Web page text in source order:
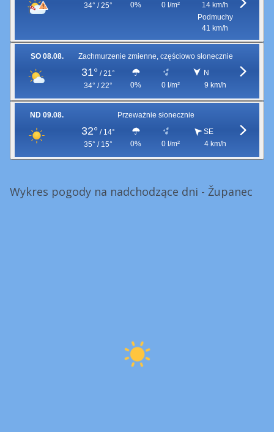
34° / 25°
0% 0 l/m²
14 km/h
Podmuchy
41 km/h
SO 08.08. Zachmurzenie zmienne, częściowo słonecznie
31° / 21°
34° / 22°
0% 0 l/m²
N
9 km/h
ND 09.08. Przeważnie słonecznie
32° / 14°
35° / 15°
0% 0 l/m²
SE
4 km/h
Wykres pogody na nadchodzące dni - Županec